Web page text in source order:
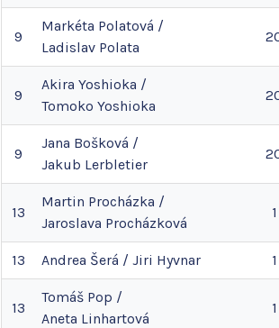
9
Markéta Polatová /
Ladislav Polata
9
Akira Yoshioka /
Tomoko Yoshioka
9
Jana Bošková /
Jakub Lerbletier
13
Martin Procházka /
Jaroslava Procházková
1
13 Andrea Šerá / Jiri Hyvnar 1
13
Tomáš Pop /
Aneta Linhartová
1